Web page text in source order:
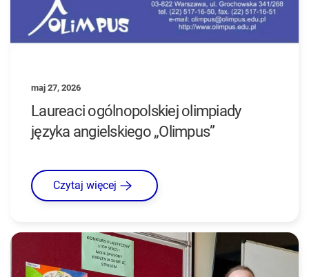
maj 27, 2026
Laureaci ogólnopolskiej olimpiady
języka angielskiego „Olimpus”
Czytaj więcej